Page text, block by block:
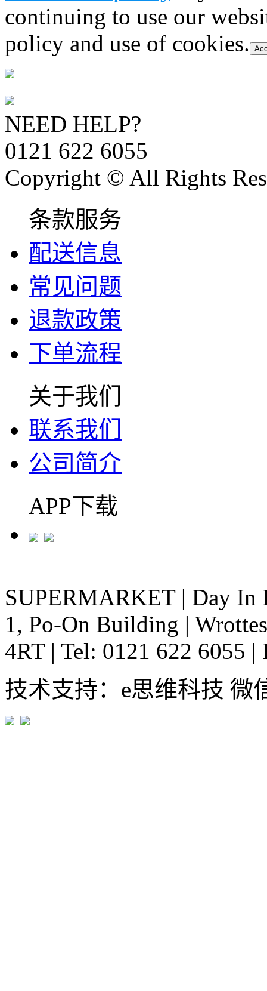
continuing to use our
policy and use of cookies.
NEED HELP?
0121 622 6055
Copyright © All Rights
条款服务
配送信息
常见问题
退款政策
下单流程
关于我们
联系我们
公司简介
APP下载
SUPERMARKET | Day In
1, Po-On Building |
4RT | Tel: 0121 622 6055 |
技术支持：e思维科技 微